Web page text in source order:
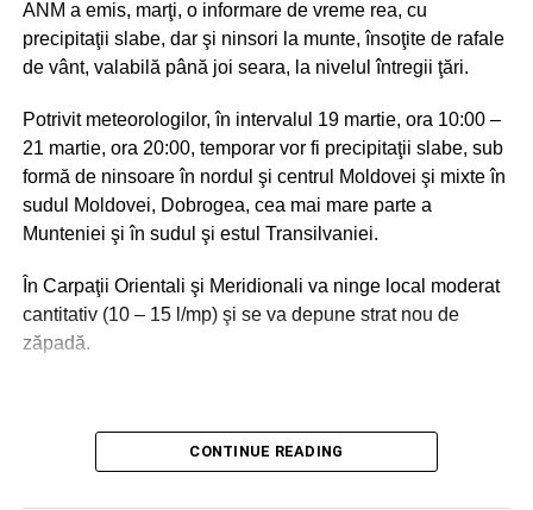
Ziua de 21 mai 2024 a fost dedicată la București
managementului și marketingului de destinație.
Conferința Destinații Vizionare a reprezentat inspirație de
la liderii destinațiilor de succes din România și învățarea
marketingului de destinație.
Seara la Ateneul Român a avut loc premierea celor mai
iubite destinații, câștigătoarele Destinația Anului 2024.
ANM a emis, marţi, o informare de vreme rea, cu
precipitaţii slabe, dar şi ninsori la munte, însoţite de rafale
de vânt, valabilă până joi seara, la nivelul întregii ţări.
Potrivit meteorologilor, în intervalul 19 martie, ora 10:00 –
21 martie, ora 20:00, temporar vor fi precipitaţii slabe, sub
formă de ninsoare în nordul şi centrul Moldovei şi mixte în
sudul Moldovei, Dobrogea, cea mai mare parte a
Munteniei şi în sudul şi estul Transilvaniei.
În Carpaţii Orientali şi Meridionali va ninge local moderat
cantitativ (10 – 15 l/mp) şi se va depune strat nou de
zăpadă.
CONTINUE READING